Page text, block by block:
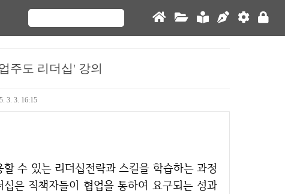
주도 리더십' 강의
3. 3. 16:15
은 직책자들이 협업을 통하여 요구되는 성과